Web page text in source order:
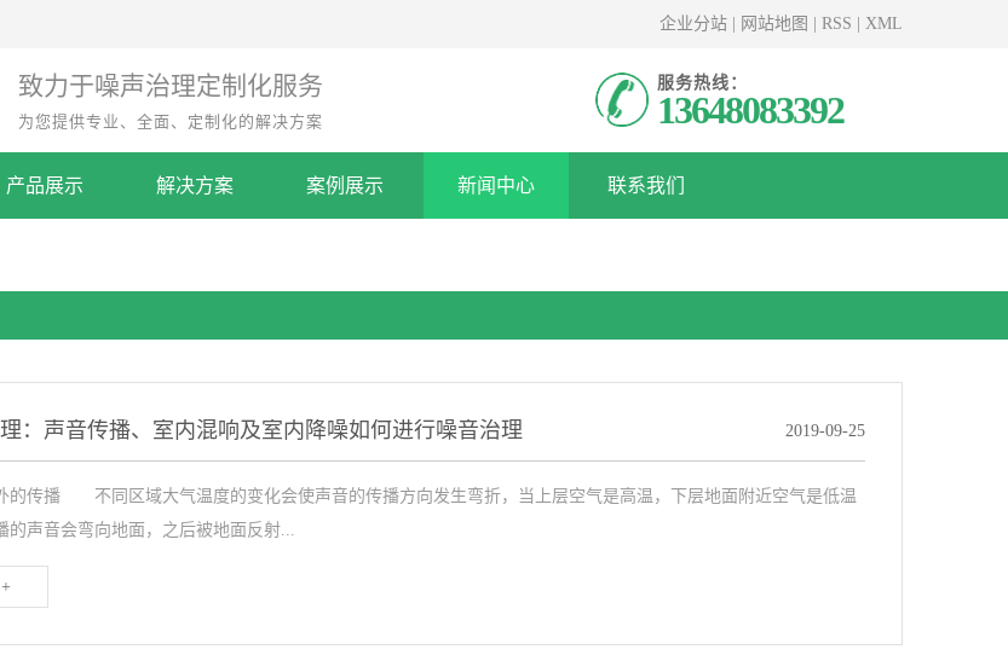
企业分站 网站地图 RSS XML
致力于噪声治理定制化服务
为您提供专业、全面、定制化的解决方案
服务热线：
13648083392
产品展示 解决方案 案例展示 新闻中心 联系我们
：声音传播、室内混响及室内降噪如何进行噪音治理 2019-09-25
传播 不同区域大气温度的变化会使声音的传播方向发生弯折，当上层空气是高温，下层地面附近空气是低温
的声音会弯向地面，之后被地面反射...